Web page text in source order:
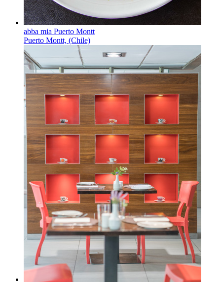
abba mia Puerto Montt
Puerto Montt, (Chile)